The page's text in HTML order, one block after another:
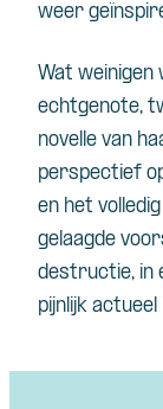
weer
Wat weinigen
echtgenote,
novelle van
perspectief
en het
gelaagde
destructie, in
pijnlijk actueel